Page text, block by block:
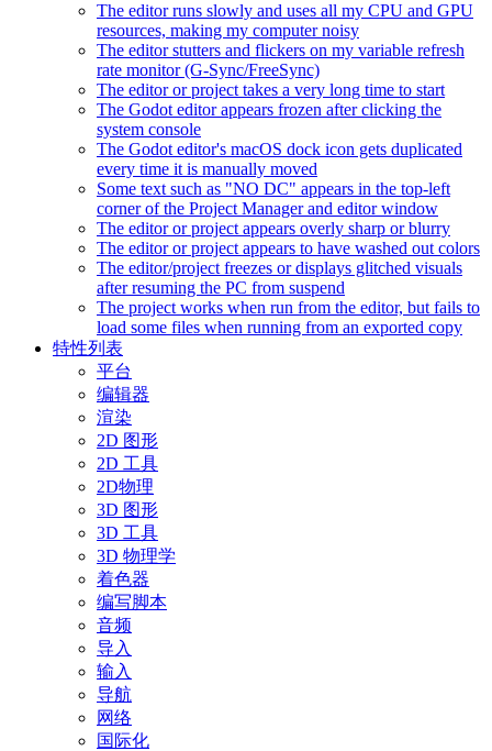
The editor runs slowly and uses all my CPU and GPU
resources, making my computer noisy
The editor stutters and flickers on my variable refresh
rate monitor (G-Sync/FreeSync)
The editor or project takes a very long time to start
The Godot editor appears frozen after clicking the
system console
The Godot editor's macOS dock icon gets duplicated
every time it is manually moved
Some text such as "NO DC" appears in the top-left
corner of the Project Manager and editor window
The editor or project appears overly sharp or blurry
The editor or project appears to have washed out colors
The editor/project freezes or displays glitched visuals
after resuming the PC from suspend
The project works when run from the editor, but fails to
load some files when running from an exported copy
特性列表
平台
编辑器
渲染
2D 图形
2D 工具
2D物理
3D 图形
3D 工具
3D 物理学
着色器
编写脚本
音频
导入
输入
导航
网络
国际化